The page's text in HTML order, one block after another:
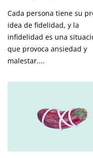
Cada persona tiene su
idea de fidelidad, y la
infidelidad es una
que provoca ansiedad y
malestar....